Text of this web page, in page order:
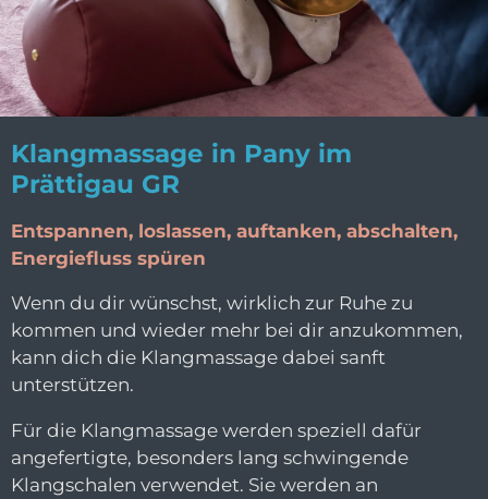
Klangmassage in Pany im
Prättigau GR
Entspannen, loslassen, auftanken, abschalten,
Energiefluss spüren
Wenn du dir wünschst, wirklich zur Ruhe zu
kommen und wieder mehr bei dir anzukommen,
kann dich die Klangmassage dabei sanft
unterstützen.
Für die Klangmassage werden speziell dafür
angefertigte, besonders lang schwingende
Klangschalen verwendet. Sie werden an